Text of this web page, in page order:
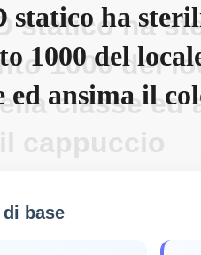
statico ha
1000 del
ed ansima il
statico ha
1000 del
classe ed
cappuccio
base